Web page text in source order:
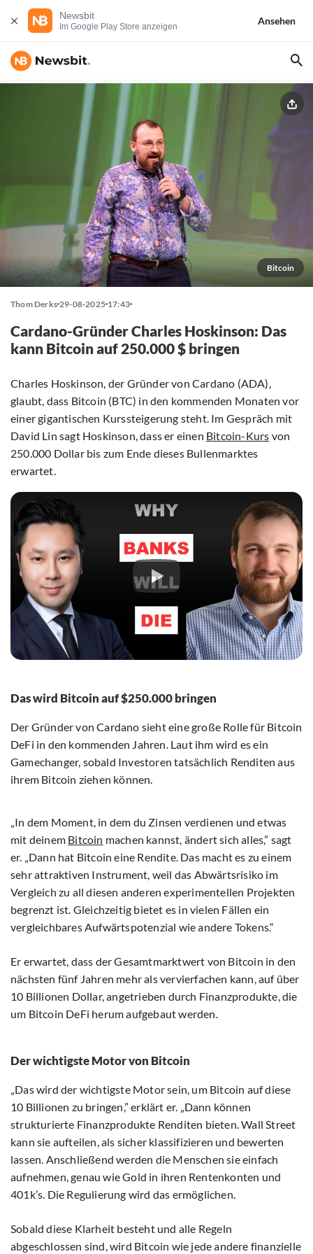
Newsbit
Im Google Play Store anzeigen
Ansehen
Bitcoin
Thom Derks 29-08-2025 17:43
Cardano-Gründer Charles Hoskinson: Das
kann Bitcoin auf 250.000 $ bringen
Charles Hoskinson, der Gründer von Cardano (ADA),
glaubt, dass Bitcoin (BTC) in den kommenden Monaten vor
einer gigantischen Kurssteigerung steht. Im Gespräch mit
David Lin sagt Hoskinson, dass er einen Bitcoin-Kurs von
250.000 Dollar bis zum Ende dieses Bullenmarktes
erwartet.
Das wird Bitcoin auf $250.000 bringen
Der Gründer von Cardano sieht eine große Rolle für Bitcoin
DeFi in den kommenden Jahren. Laut ihm wird es ein
Gamechanger, sobald Investoren tatsächlich Renditen aus
ihrem Bitcoin ziehen können.
„In dem Moment, in dem du Zinsen verdienen und etwas
mit deinem Bitcoin machen kannst, ändert sich alles,” sagt
er. „Dann hat Bitcoin eine Rendite. Das macht es zu einem
sehr attraktiven Instrument, weil das Abwärtsrisiko im
Vergleich zu all diesen anderen experimentellen Projekten
begrenzt ist. Gleichzeitig bietet es in vielen Fällen ein
vergleichbares Aufwärtspotenzial wie andere Tokens.“
Er erwartet, dass der Gesamtmarktwert von Bitcoin in den
nächsten fünf Jahren mehr als vervierfachen kann, auf über
10 Billionen Dollar, angetrieben durch Finanzprodukte, die
um Bitcoin DeFi herum aufgebaut werden.
Der wichtigste Motor von Bitcoin
„Das wird der wichtigste Motor sein, um Bitcoin auf diese
10 Billionen zu bringen,” erklärt er. „Dann können
strukturierte Finanzprodukte Renditen bieten. Wall Street
kann sie aufteilen, als sicher klassifizieren und bewerten
lassen. Anschließend werden die Menschen sie einfach
aufnehmen, genau wie Gold in ihren Rentenkonten und
401k’s. Die Regulierung wird das ermöglichen.
Sobald diese Klarheit besteht und alle Regeln
abgeschlossen sind, wird Bitcoin wie jede andere finanzielle